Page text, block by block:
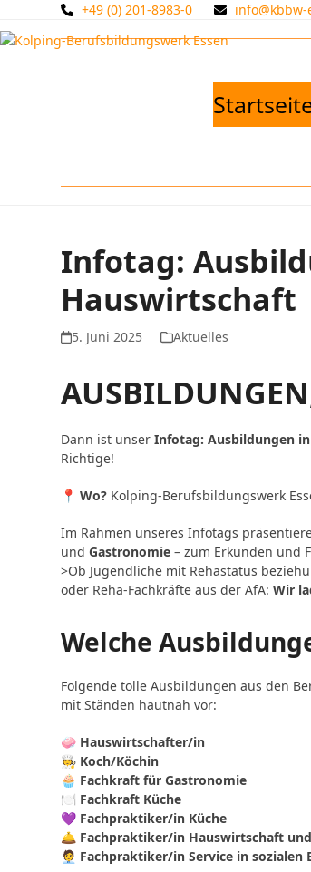
to
content
+49 (0) 201-8983-0 info@kbbw-
Infotag:
Hauswirtschaft
5. Juni 2025 Aktuelles
Dann ist unserInfotag: Ausbildungen
Richtige!
📍Wo? Kolping-Berufsbildungswerk
Im Rahmen unseres Infotags
undGastronomie – zum Erkunden und
>Ob Jugendliche mit Rehastatus
oder Reha-Fachkräfte aus der AfA:Wir
Welche
Folgende tolle Ausbildungen aus den
mit Ständen hautnah vor:
🧼 Hauswirtschafter/in
🧑‍🍳 Koch/Köchin
🧁 Fachkraft für Gastronomie
🍽️ Fachkraft Küche
💜 Fachpraktiker/in Küche
🛎️ Fachpraktiker/in Hauswirtschaft
🧑‍💼 Fachpraktiker/in Service in sozialen